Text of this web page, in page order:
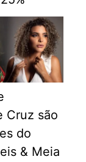
Cruz são
do
& Meia